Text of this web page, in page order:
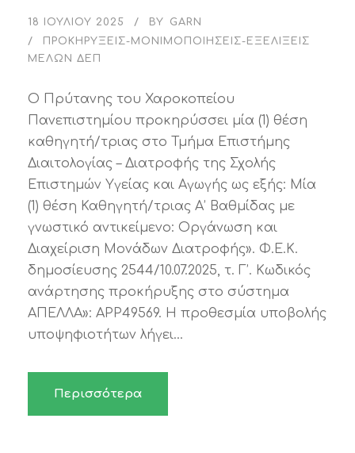
18 ΙΟΥΛΊΟΥ 2025 BY
GARN
ΠΡΟΚΗΡΎΞΕΙΣ-ΜΟΝΙΜΟΠΟΙΉΣΕΙΣ-ΕΞΕΛΊΞΕΙΣ
ΜΕΛΏΝ ΔΕΠ
Ο Πρύτανης του Χαροκοπείου
Πανεπιστημίου προκηρύσσει μία (1) θέση
καθηγητή/τριας στο Τμήμα Επιστήμης
Διαιτολογίας – Διατροφής της Σχολής
Επιστημών Υγείας και Αγωγής ως εξής: Μία
(1) θέση Καθηγητή/τριας Α’ Βαθμίδας με
γνωστικό αντικείμενο: Οργάνωση και
Διαχείριση Μονάδων Διατροφής». Φ.Ε.Κ.
δημοσίευσης 2544/10.07.2025, τ. Γ’. Κωδικός
ανάρτησης προκήρυξης στο σύστημα
ΑΠΕΛΛΑ»: APP49569. Η προθεσμία υποβολής
υποψηφιοτήτων λήγει...
Περισσότερα